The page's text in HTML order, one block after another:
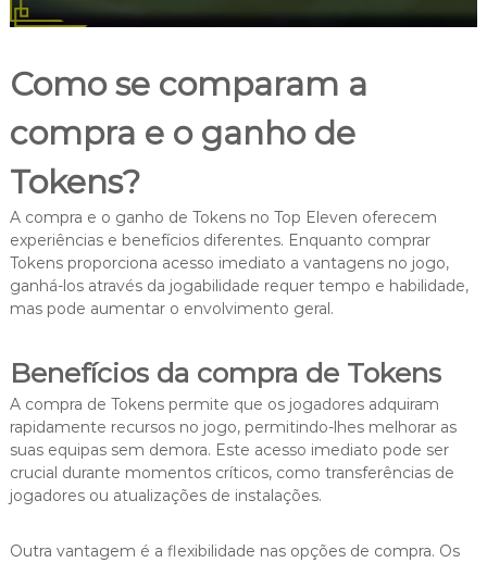
Como se comparam a
compra e o ganho de
Tokens?
A compra e o ganho de Tokens no Top Eleven oferecem
experiências e benefícios diferentes. Enquanto comprar
Tokens proporciona acesso imediato a vantagens no jogo,
ganhá-los através da jogabilidade requer tempo e habilidade,
mas pode aumentar o envolvimento geral.
Benefícios da compra de Tokens
A compra de Tokens permite que os jogadores adquiram
rapidamente recursos no jogo, permitindo-lhes melhorar as
suas equipas sem demora. Este acesso imediato pode ser
crucial durante momentos críticos, como transferências de
jogadores ou atualizações de instalações.
Outra vantagem é a flexibilidade nas opções de compra. Os